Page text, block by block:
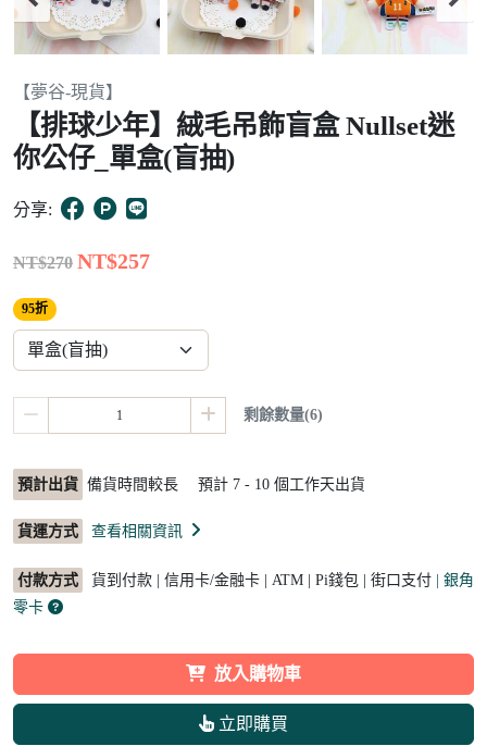
Item
of
5
【夢谷-現貨】
【排球少年】絨毛吊飾盲盒 Nullset迷
你公仔_單盒(盲抽)
分享:
NT$270 NT$257
95折
剩餘數量(6)
預計出貨 備貨時間較長 預計 7 - 10 個工作天出貨
貨運方式 查看相關資訊
付款方式 貨到付款 | 信用卡/金融卡 | ATM | Pi錢包 | 街口支付
| 銀角
零卡
放入購物車
立即購買